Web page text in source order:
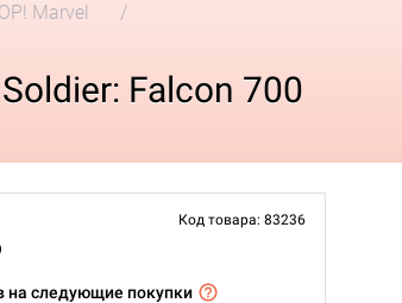
Marvel
Falcon 700
Код товара: 83236
на следующие покупки